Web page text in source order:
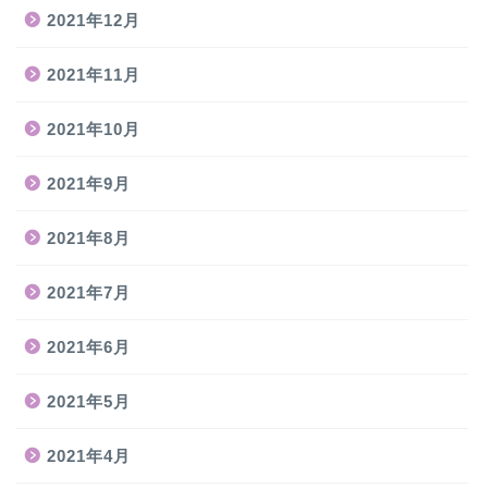
2021年12月
2021年11月
2021年10月
2021年9月
2021年8月
2021年7月
2021年6月
2021年5月
2021年4月